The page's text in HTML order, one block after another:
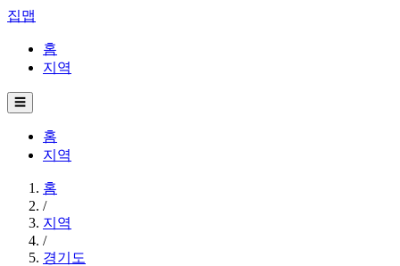
집맵
홈
지역
☰
홈
지역
홈
/
지역
/
경기도